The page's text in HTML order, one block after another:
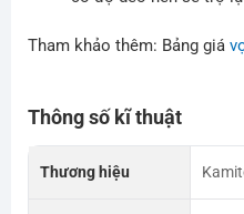
Tham khảo thêm: Bảng giá
Thông số kĩ thuật
Thương hiệu